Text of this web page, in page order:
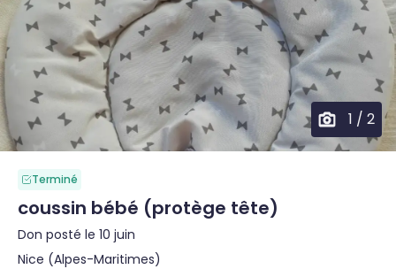
1 / 2
Terminé
coussin bébé (protège tête)
Don posté le 10 juin
Nice (Alpes-Maritimes)